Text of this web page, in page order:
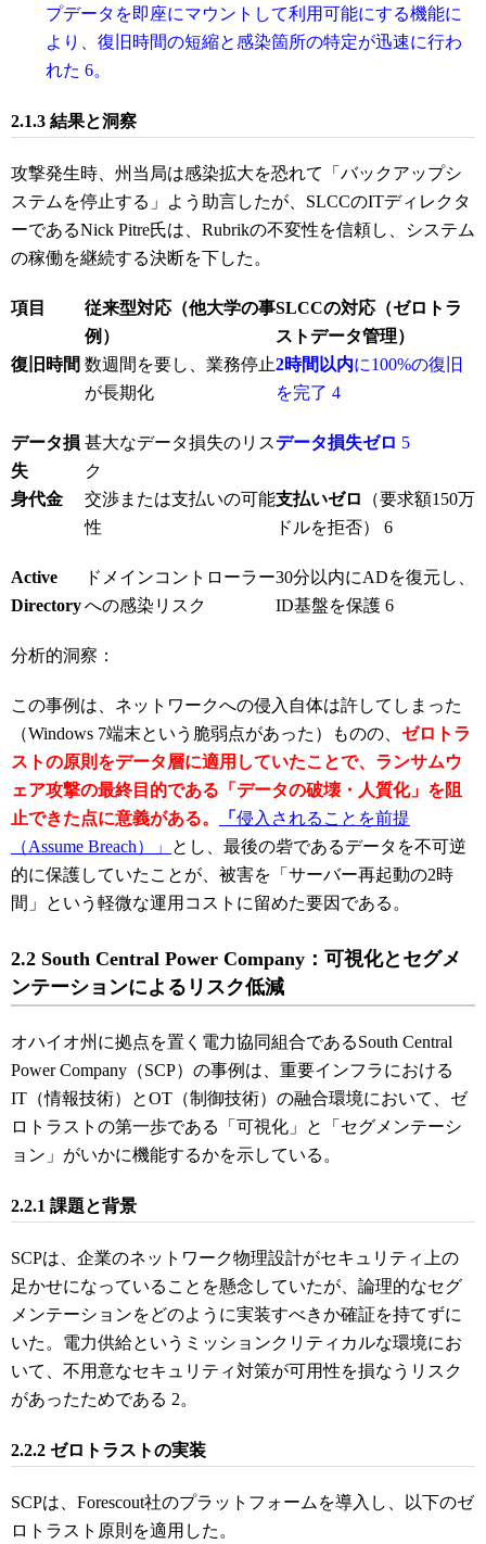
プデータを即座にマウントして利用可能にする機能に
より、復旧時間の短縮と感染箇所の特定が迅速に行わ
れた 6。
2.1.3 結果と洞察
攻撃発生時、州当局は感染拡大を恐れて「バックアップシ
ステムを停止する」よう助言したが、SLCCのITディレクタ
ーであるNick Pitre氏は、Rubrikの不変性を信頼し、システム
の稼働を継続する決断を下した。
項目
従来型対応（他大学の事
例）
SLCCの対応（ゼロトラ
ストデータ管理）
復旧時間 数週間を要し、業務停止
が長期化
2時間以内に100%の復旧
を完了 4
データ損
失
甚大なデータ損失のリス
ク
データ損失ゼロ 5
身代金
交渉または支払いの可能
性
支払いゼロ
（要求額150万
ドルを拒否） 6
Active
Directory
ドメインコントローラー
への感染リスク
30分以内にADを復元し、
ID基盤を保護 6
分析的洞察：
この事例は、ネットワークへの侵入自体は許してしまった
（Windows 7端末という脆弱点があった）ものの、 ゼロトラ
ストの原則をデータ層に適用していたことで、ランサムウ
ェア攻撃の最終目的である「データの破壊・人質化」を阻
止できた点に意義がある。
「 侵入されることを前提
（Assume Breach）」
とし、最後の砦であるデータを不可逆
的に保護していたことが、被害を「サーバー再起動の2時
間」という軽微な運用コストに留めた要因である。
2.2 South Central Power Company：可視化とセグメ
ンテーションによるリスク低減
オハイオ州に拠点を置く電力協同組合であるSouth Central
Power Company（SCP）の事例は、重要インフラにおける
IT（情報技術）とOT（制御技術）の融合環境において、ゼ
ロトラストの第一歩である「可視化」と「セグメンテーシ
ョン」がいかに機能するかを示している。
2.2.1 課題と背景
SCPは、企業のネットワーク物理設計がセキュリティ上の
足かせになっていることを懸念していたが、論理的なセグ
メンテーションをどのように実装すべきか確証を持てずに
いた。電力供給というミッションクリティカルな環境にお
いて、不用意なセキュリティ対策が可用性を損なうリスク
があったためである 2。
2.2.2 ゼロトラストの実装
SCPは、Forescout社のプラットフォームを導入し、以下のゼ
ロトラスト原則を適用した。